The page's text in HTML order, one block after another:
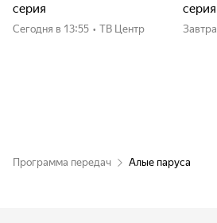
серия
Сегодня в 13:55 • ТВ Центр
серия
Завтра
Программа передач Алые паруса